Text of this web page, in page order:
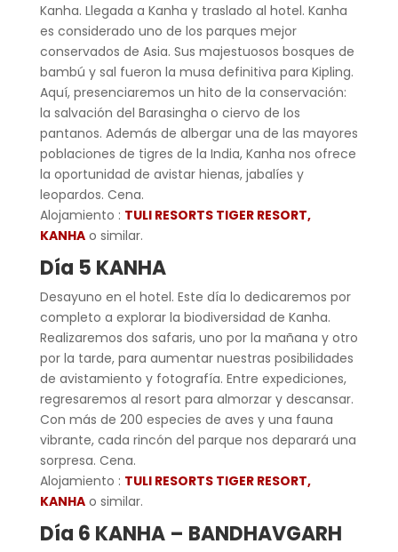
Kanha. Llegada a Kanha y traslado al hotel. Kanha
es considerado uno de los parques mejor
conservados de Asia. Sus majestuosos bosques de
bambú y sal fueron la musa definitiva para Kipling.
Aquí, presenciaremos un hito de la conservación:
la salvación del Barasingha o ciervo de los
pantanos. Además de albergar una de las mayores
poblaciones de tigres de la India, Kanha nos ofrece
la oportunidad de avistar hienas, jabalíes y
leopardos. Cena.
Alojamiento : TULI RESORTS TIGER RESORT,
KANHAo similar.
Día 5 KANHA
Desayuno en el hotel. Este día lo dedicaremos por
completo a explorar la biodiversidad de Kanha.
Realizaremos dos safaris, uno por la mañana y otro
por la tarde, para aumentar nuestras posibilidades
de avistamiento y fotografía. Entre expediciones,
regresaremos al resort para almorzar y descansar.
Con más de 200 especies de aves y una fauna
vibrante, cada rincón del parque nos deparará una
sorpresa. Cena.
Alojamiento : TULI RESORTS TIGER RESORT,
KANHAo similar.
Día 6 KANHA – BANDHAVGARH